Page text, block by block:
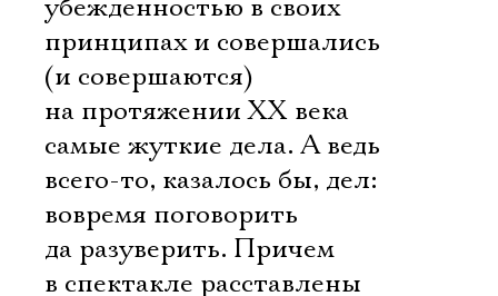
убежденностью в своих
принципах и совершались
(и совершаются)
на протяжении ХХ века
самые жуткие дела. А ведь
всего-то, казалось бы, дел:
вовремя поговорить
да разуверить. Причем
в спектакле расставлены